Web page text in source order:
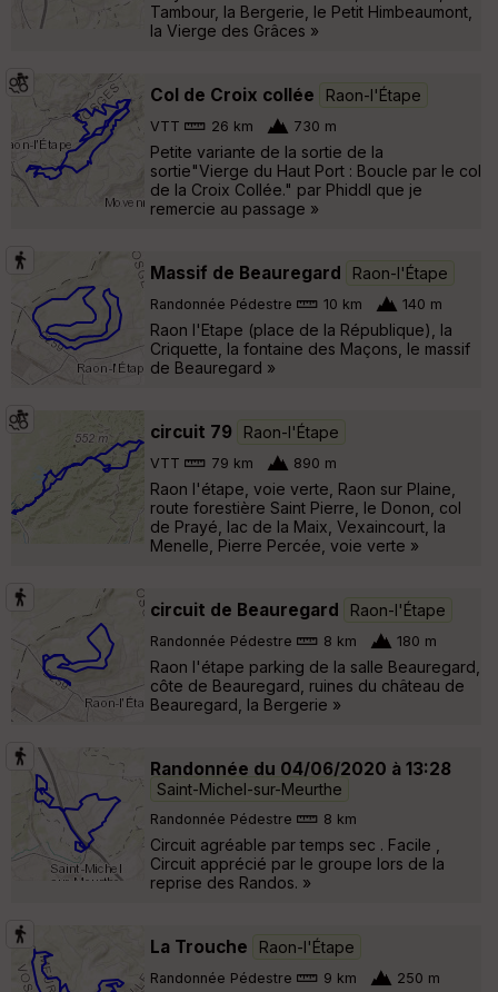
Tambour, la Bergerie, le Petit Himbeaumont,
la Vierge des Grâces »
Col de Croix collée Raon-l'Étape
VTT 26 km 730 m
Petite variante de la sortie de la
sortie"Vierge du Haut Port : Boucle par le col
de la Croix Collée." par Phiddl que je
remercie au passage »
Massif de Beauregard Raon-l'Étape
Randonnée Pédestre 10 km 140 m
Raon l'Etape (place de la République), la
Criquette, la fontaine des Maçons, le massif
de Beauregard »
circuit 79 Raon-l'Étape
VTT 79 km 890 m
Raon l'étape, voie verte, Raon sur Plaine,
route forestière Saint Pierre, le Donon, col
de Prayé, lac de la Maix, Vexaincourt, la
Menelle, Pierre Percée, voie verte »
circuit de Beauregard Raon-l'Étape
Randonnée Pédestre 8 km 180 m
Raon l'étape parking de la salle Beauregard,
côte de Beauregard, ruines du château de
Beauregard, la Bergerie »
Randonnée du 04/06/2020 à 13:28
Saint-Michel-sur-Meurthe
Randonnée Pédestre 8 km
Circuit agréable par temps sec . Facile ,
Circuit apprécié par le groupe lors de la
reprise des Randos. »
La Trouche Raon-l'Étape
Randonnée Pédestre 9 km 250 m